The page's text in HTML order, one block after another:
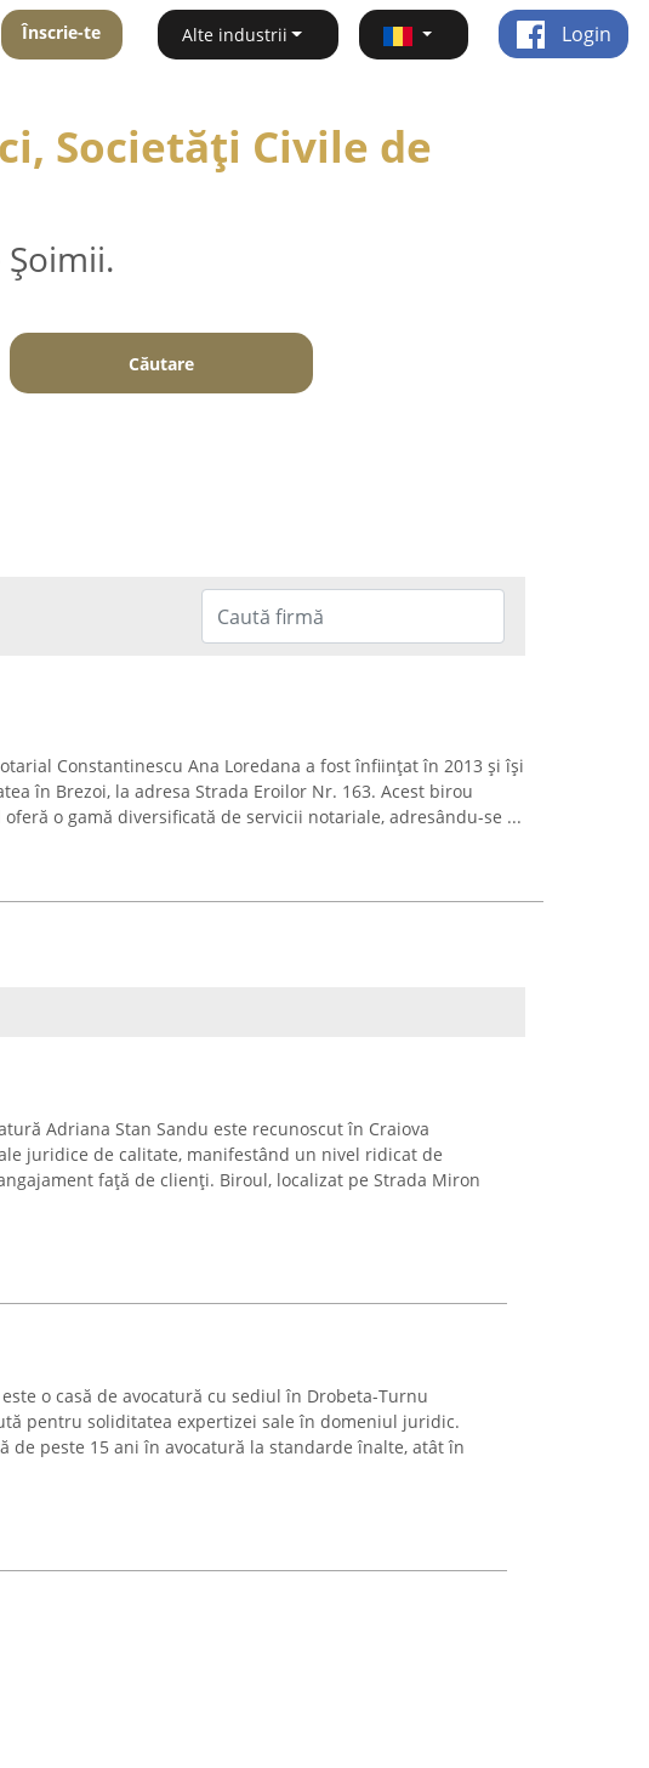
Înscrie-te Alte industrii Login
Societăți Civile de
Căutare
Constantinescu Ana Loredana a fost înființat în 2013 și își
în Brezoi, la adresa Strada Eroilor Nr. 163. Acest birou
o gamă diversificată de servicii notariale, adresându-se ...
Adriana Stan Sandu este recunoscut în Craiova
juridice de calitate, manifestând un nivel ridicat de
față de clienți. Biroul, localizat pe Strada Miron
o casă de avocatură cu sediul în Drobeta-Turnu
pentru soliditatea expertizei sale în domeniul juridic.
de peste 15 ani în avocatură la standarde înalte, atât în